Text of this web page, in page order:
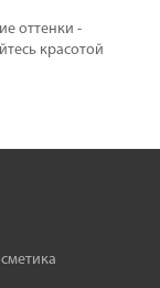
оттенки -
красотой